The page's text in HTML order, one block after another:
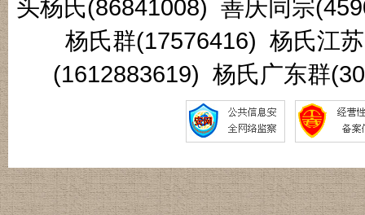
头杨氏(86841008) 善庆同宗
杨氏群(17576416) 杨氏江
(1612883619) 杨氏广东群